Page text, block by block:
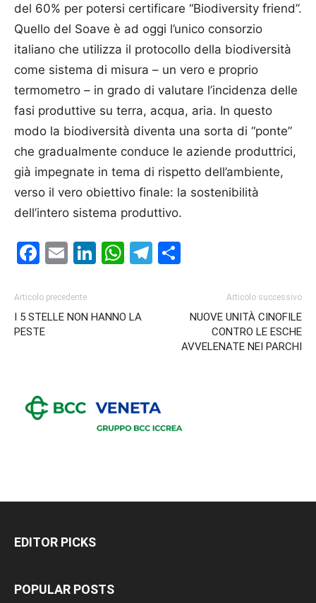
del 60% per potersi certificare “Biodiversity friend”.
Quello del Soave è ad oggi l’unico consorzio
italiano che utilizza il protocollo della biodiversità
come sistema di misura – un vero e proprio
termometro – in grado di valutare l’incidenza delle
fasi produttive su terra, acqua, aria. In questo
modo la biodiversità diventa una sorta di “ponte”
che gradualmente conduce le aziende produttrici,
già impegnate in tema di rispetto dell’ambiente,
verso il vero obiettivo finale: la sostenibilità
dell’intero sistema produttivo.
Facebook
EmailLinkedIn
WhatsApp
Telegram
Articolo precedente
I 5 STELLE NON HANNO LA
PESTE
Articolo successivo
NUOVE UNITÀ CINOFILE
CONTRO LE ESCHE
AVVELENATE NEI PARCHI
EDITOR PICKS
POPULAR POSTS